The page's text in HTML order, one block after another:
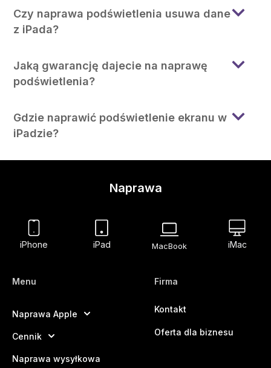
Czy naprawa podświetlenia usuwa dane
z iPada?
Jaką gwarancję dajecie na naprawę
podświetlenia?
Gdzie naprawić podświetlenie ekranu w
iPadzie?
Naprawa
iPhone iPad MacBook iMac
Menu
Naprawa Apple
Cennik
Naprawa wysyłkowa
Firma
Kontakt
Oferta dla biznesu